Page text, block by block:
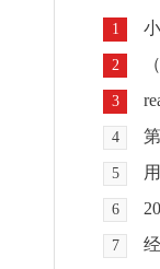
1
2
3
4
5
6
7